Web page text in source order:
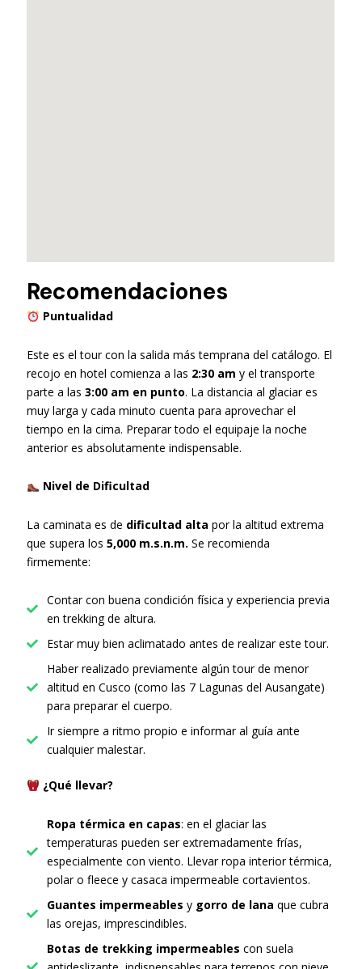
Recomendaciones
Puntualidad
Este es el tour con la salida más temprana del catálogo. El
recojo en hotel comienza a las 2:30 am y el transporte
parte a las3:00 am en punto. La distancia al glaciar es
muy larga y cada minuto cuenta para aprovechar el
tiempo en la cima. Preparar todo el equipaje la noche
anterior es absolutamente indispensable.
Nivel de Dificultad
La caminata es de dificultad alta por la altitud extrema
que supera los5,000 m.s.n.m. Se recomienda
firmemente:
Contar con buena condición física y experiencia previa
en trekking de altura.
Estar muy bien aclimatado antes de realizar este tour.
Haber realizado previamente algún tour de menor
altitud en Cusco (como las 7 Lagunas del Ausangate)
para preparar el cuerpo.
Ir siempre a ritmo propio e informar al guía ante
cualquier malestar.
¿Qué llevar?
Ropa térmica en capas: en el glaciar las
temperaturas pueden ser extremadamente frías,
especialmente con viento. Llevar ropa interior térmica,
polar o fleece y casaca impermeable cortavientos.
Guantes impermeables y gorro de lana que cubra
las orejas, imprescindibles.
Botas de trekking impermeables con suela